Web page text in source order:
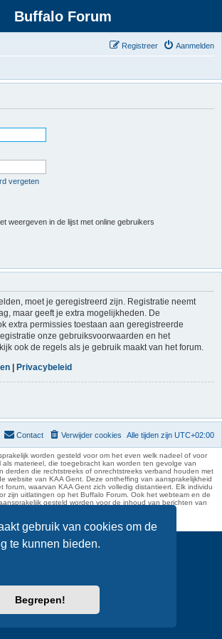
gebruik van cookies om de
te kunnen bieden.
Begrepen!
Buffalo Forum
Aanmelden
Registreer
vergeten
weergeven in de lijst met online gebruikers
moet je geregistreerd zijn. Registratie neemt
maar geeft je extra mogelijkheden. De
extra permissies toestaan aan geregistreerde
onze gebruiksvoorwaarden en het
ook de regels als je gebruik maakt van het forum.
| Privacybeleid
Alle tijden zijn UTC+02:00
Verwijder cookies
Contact
worden gesteld voor om het even welk nadeel of voor
als materieel, die toegebracht kan worden ten gevolge van
derden die rechtstreeks of onrechtstreeks verband houden met
website van KAA Gent. Deze ontheffing van aansprakelijkheid
forum, waarvan KAA Gent zich volledig distantieert. Elk individu
zijn uitlatingen op het Buffalo Forum. Ook het webteam en de
gesteld worden voor de inhoud van berichten van